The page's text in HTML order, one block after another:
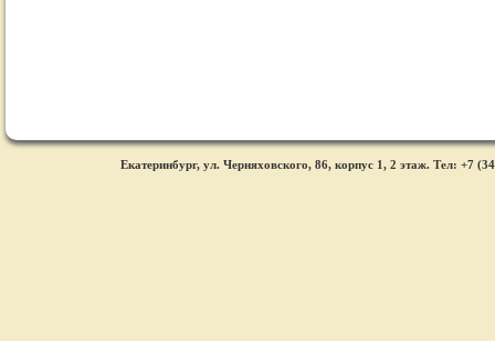
Екатеринбург, ул. Черняховского, 86, корпус 1, 2 этаж. Тел: +7